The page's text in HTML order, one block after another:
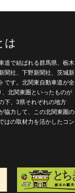
は
道で結ばれる群馬県、栃木
聞社、下野新聞社、茨城新
です。北関東自動車道が全
北関東圏といったものが
下、3県それぞれの地方
協力して、この北関東圏の
はの取材力を活かしたコン